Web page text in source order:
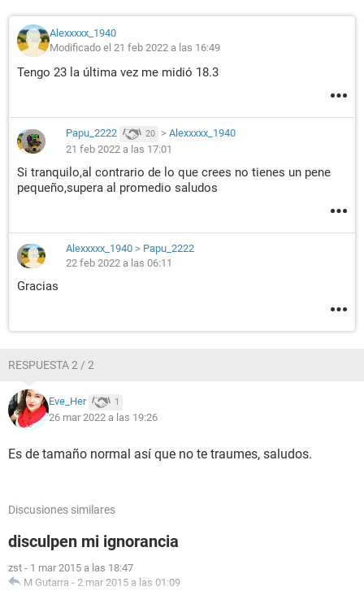
Alexxxxx_1940
Modificado el 21 feb 2022 a las 16:49
Tengo 23 la última vez me midió 18.3
Papu_2222 20 > Alexxxxx_1940
21 feb 2022 a las 17:01
Si tranquilo,al contrario de lo que crees no tienes un pene
pequeño,supera al promedio saludos
Alexxxxx_1940 > Papu_2222
22 feb 2022 a las 06:11
Gracias
RESPUESTA 2 / 2
Eve_Her 1
26 mar 2022 a las 19:26
Es de tamaño normal así que no te traumes, saludos.
Discusiones similares
disculpen mi ignorancia
zst - 1 mar 2015 a las 18:47
M Gutarra - 2 mar 2015 a las 01:09